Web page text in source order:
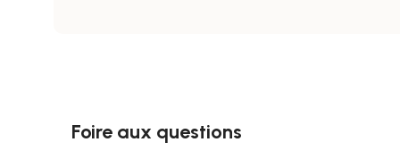
Foire aux questions